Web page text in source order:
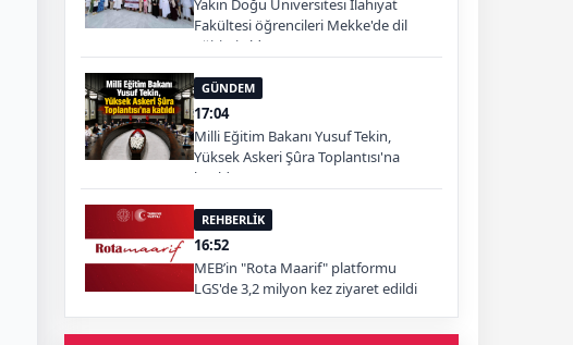
Yakın Doğu Üniversitesi İlahiyat
Fakültesi öğrencileri Mekke'de dil
eğitimi aldı
GÜNDEM
17:04
Milli Eğitim Bakanı Yusuf Tekin,
Yüksek Askeri Şûra Toplantısı'na
katıldı
REHBERLİK
16:52
MEB’in "Rota Maarif" platformu
LGS'de 3,2 milyon kez ziyaret edildi